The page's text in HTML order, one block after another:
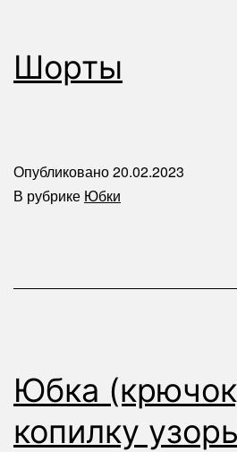
Шорты
Опубликовано20.02.2023
В рубрике Юбки
Юбка
копилку